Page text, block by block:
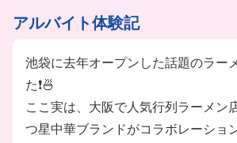
アルバイト体験記
池袋に去年オープンした話題のラー
た❗️🍜
ここ実は、大阪で人気行列ラーメン
つ星中華ブランドがコラボレーショ